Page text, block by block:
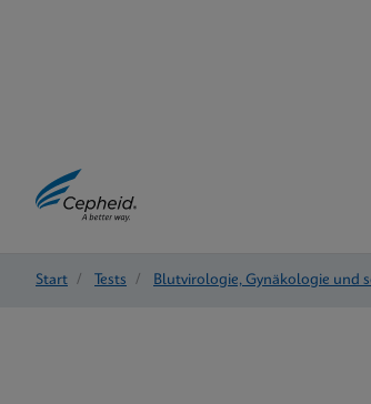
Start / Tests / Blutvirologie, Gynäkologie und